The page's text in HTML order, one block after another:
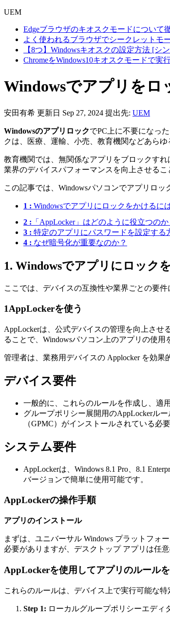
UEM
Edgeブラウザのキオスクモードについて
よく使われるブラウザでシークレットモ
【8つ】Windowsキオスクの設定方法 [シ
ChromeをWindows10キオスクモードで実
Windowsでアプリをロ
安田有希 更新日 Sep 27, 2024 提出先: UEM
WindowsのアプリロックでPC上に不要になっ
クは、医療、運輸、小売、教育機関などあらゆ
教育機関では、無関係なアプリをブロックす
業界のデバイスパフォーマンスを向上させるこ
この記事では、Windowsパソコンでアプリロ
1 : Windowsでアプリにロックをかけるに
2 : 「AppLocker」はどのように役立つのか
3 : 特定のアプリにパスワードを設定する
4 : なぜ暗号化が重要なのか？
1. Windowsでアプリにロック
ここでは、デバイスの互換性や業界ごとの要
1AppLockerを使う
AppLockerは、公式デバイスの管理を向上させ
ることで、Windowsパソコン上のアプリの使用
管理者は、業務用デバイスの Applocker を効
デバイス要件
一般的に、これらのルールを作成し、適
グループポリシー展開用のAppLockerル
（GPMC）がインストールされている必
システム要件
AppLockerは、Windows 8.1 Pro、8.1
バージョンで簡単に使用可能です。
AppLockerの操作手順
アプリのインストール
まずは、ユニバーサル Windows プラットフォ
必要がありますが、デスクトップ アプリは任
AppLockerを使用してアプリのルール
これらのルールは、デバイス上で実行可能な
Step 1: ローカルグループポリシーエディ